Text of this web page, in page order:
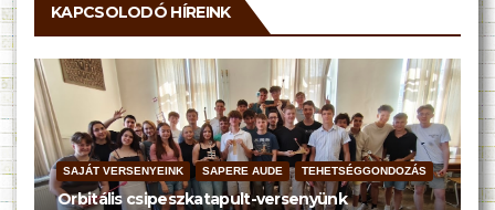
KAPCSOLODÓ HÍREINK
SAJÁT VERSENYEINK SAPERE AUDE TEHETSÉGGONDOZÁS
Orbitális csipeszkatapult-versenyünk